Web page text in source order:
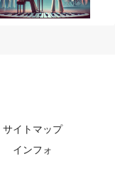
サイトマップ
インフォ